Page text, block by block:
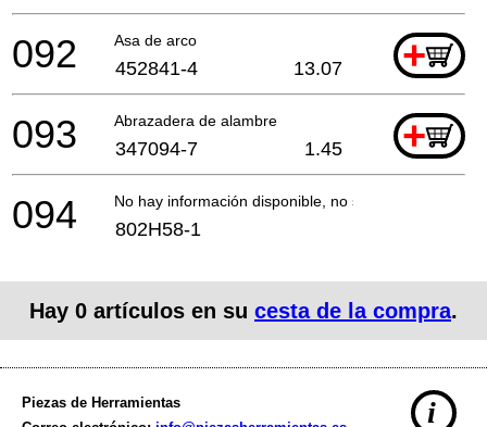
Asa de arco +
092 452841-4 13.07
Abrazadera de alambre +
093 347094-7 1.45
No hay información disponible, no se puede pedir
094 802H58-1
Hay 0 artículos en su cesta de la compra.
Piezas de Herramientas
i